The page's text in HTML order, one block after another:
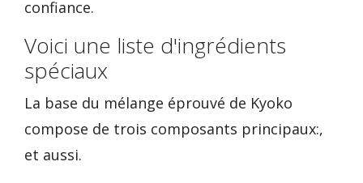
confiance.
Voici une liste d'ingrédients
spéciaux
La base du mélange éprouvé de Kyoko
compose de trois composants principaux:,
et aussi.